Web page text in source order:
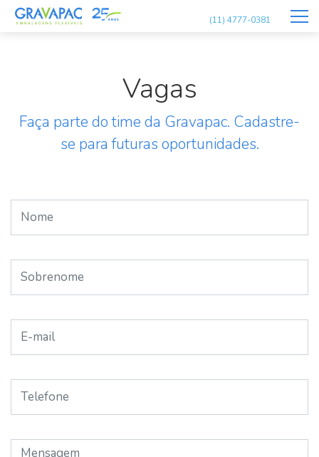
(11) 4777-0381
Vagas
Faça parte do time da Gravapac. Cadastre-
se para futuras oportunidades.